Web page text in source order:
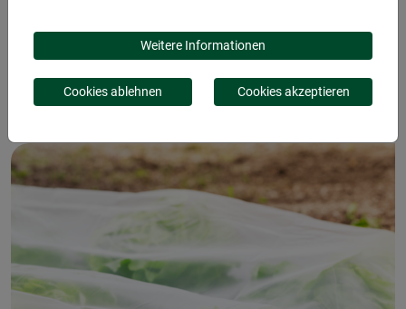
FRÜHBEET-FOLIE
SUPERGROW
Weitere Informationen
Cookies ablehnen Cookies akzeptieren